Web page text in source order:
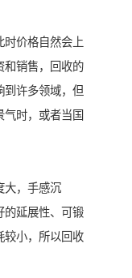
价格自然会上
和销售，回收的
到许多领域，但
时，或者当国
大，手感沉
的延展性、可锻
较小，所以回收